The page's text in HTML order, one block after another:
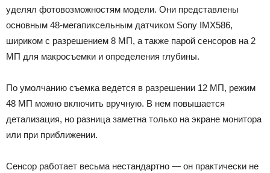
уделял фотовозможностям модели. Они представлены
основным 48-мегапиксельным датчиком Sony IMX586,
шириком с разрешением 8 МП, а также парой сенсоров на 2
МП для макросъемки и определения глубины.
По умолчанию съемка ведется в разрешении 12 МП, режим
48 МП можно включить вручную. В нем повышается
детализация, но разница заметна только на экране монитора
или при приближении.
Сенсор работает весьма нестандартно — он практически не